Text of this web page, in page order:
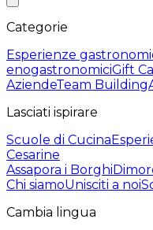
Categorie
Esperienze
enogastronomiciGift
AziendeTeam Building
Lasciati ispirare
Scuole di Cucina
Cesarine
Assapora i Borghi
Chi siamoUnisciti a noi
Cambia lingua